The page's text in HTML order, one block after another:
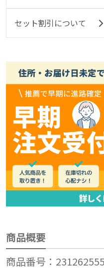
セット割引について
商品概要
商品番号：